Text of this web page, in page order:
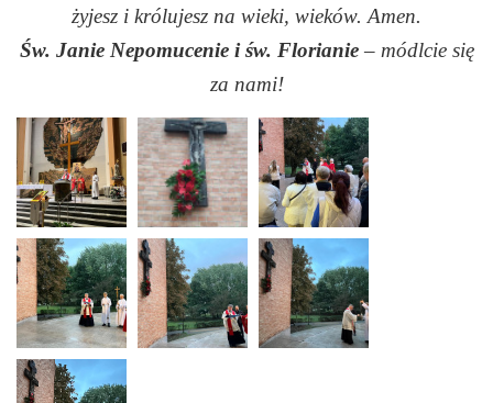
żyjesz i królujesz na wieki, wieków. Amen.
Św. Janie Nepomucenie i św. Florianie– módlcie się
za nami!